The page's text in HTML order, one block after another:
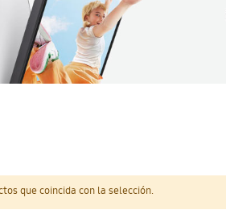
que coincida con la selección.